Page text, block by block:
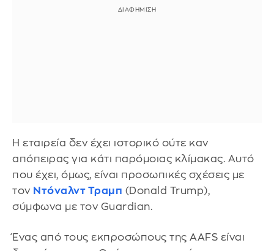
Η εταιρεία δεν έχει ιστορικό ούτε καν
απόπειρας για κάτι παρόμοιας κλίμακας. Αυτό
που έχει, όμως, είναι προσωπικές σχέσεις με
τον Ντόναλντ Τραμπ (Donald Trump),
σύμφωνα με τον Guardian.
Ένας από τους εκπροσώπους της AAFS είναι